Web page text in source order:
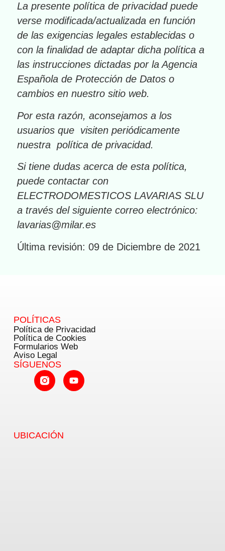
La presente política de privacidad puede
verse modificada/actualizada en función
de las exigencias legales establecidas o
con la finalidad de adaptar dicha política a
las instrucciones dictadas por la Agencia
Española de Protección de Datos o
cambios en nuestro sitio web.
Por esta razón, aconsejamos a los
usuarios que visiten periódicamente
nuestra política de privacidad.
Si tiene dudas acerca de esta política,
puede contactar con
ELECTRODOMESTICOS LAVARIAS SLU
a través del siguiente correo electrónico:
lavarias@milar.es
Última revisión: 09 de Diciembre de 2021
POLÍTICAS
Política de Privacidad
Política de Cookies
Formularios Web
Aviso Legal
SÍGUENOS
UBICACIÓN